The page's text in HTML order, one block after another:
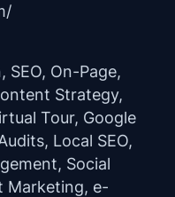
SEO, On-Page,
Strategy,
Tour, Google
Local SEO,
Social
Marketing, e-